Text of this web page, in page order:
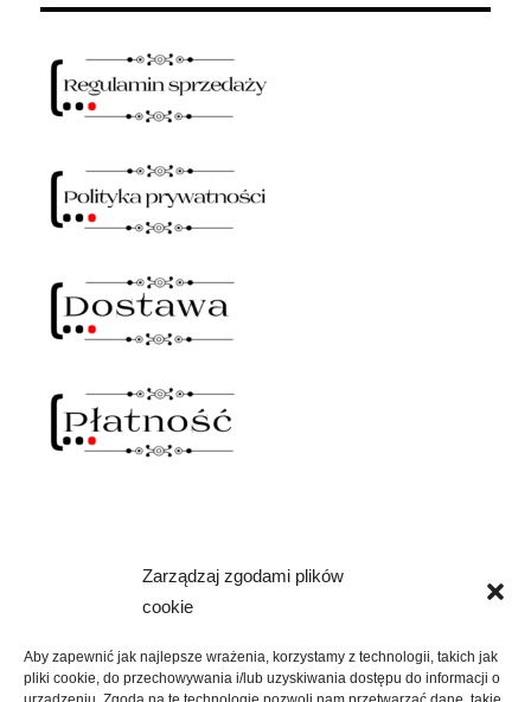
Zarządzaj zgodami plików
cookie
Aby zapewnić jak najlepsze wrażenia, korzystamy z technologii, takich jak
pliki cookie, do przechowywania i/lub uzyskiwania dostępu do informacji o
NAWIAS OTWARTY
SKLEP
menu
potomne
rozwiń